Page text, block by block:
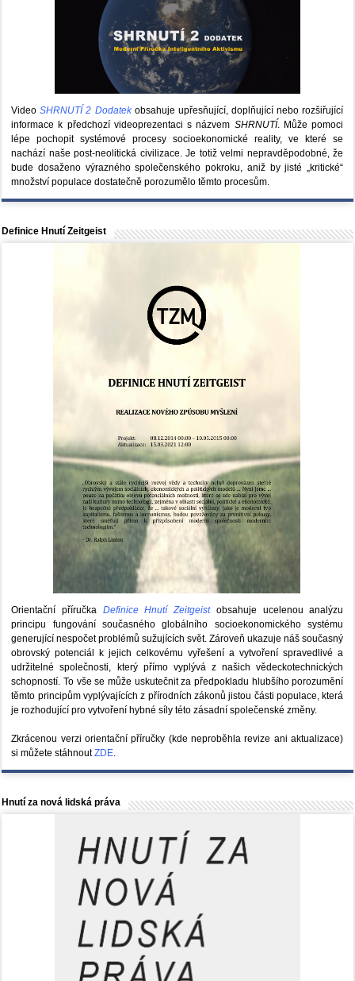
VideoSHRNUTÍ 2 Dodatekobsahuje upřesňující, doplňující nebo rozšiřující
informace k předchozí videoprezentaci s názvem SHRNUTÍ. Může pomoci
lépe pochopit systémové procesy socioekonomické reality, ve které se
nachází naše post-neolitická civilizace. Je totiž velmi nepravděpodobné, že
bude dosaženo výrazného společenského pokroku, aniž by jisté „kritické“
množství populace dostatečně porozumělo těmto procesům.
Definice Hnutí Zeitgeist
Orientační příručka Definice Hnutí Zeitgeistobsahuje ucelenou analýzu
principu fungování současného globálního socioekonomického systému
generující nespočet problémů sužujících svět. Zároveň ukazuje náš současný
obrovský potenciál k jejich celkovému vyřešení a vytvoření spravedlivé a
udržitelné společnosti, který přímo vyplývá z našich vědeckotechnických
schopností. To vše se může uskutečnit za předpokladu hlubšího porozumění
těmto principům vyplývajících z přírodních zákonů jistou části populace, která
je rozhodující pro vytvoření hybné síly této zásadní společenské změny.
Zkrácenou verzi orientační příručky (kde neproběhla revize ani aktualizace)
si můžete stáhnoutZDE
Hnutí za nová lidská práva